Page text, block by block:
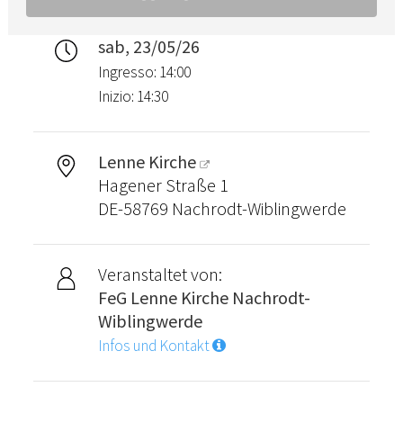
sab, 23/05/26
Ingresso: 14:00
Inizio: 14:30
Lenne Kirche
Hagener Straße 1
DE-58769 Nachrodt-Wiblingwerde
Veranstaltet von:
FeG Lenne Kirche Nachrodt-
Wiblingwerde
Infos und Kontakt